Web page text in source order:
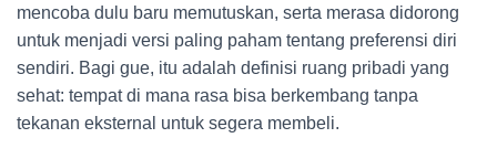
mencoba dulu baru memutuskan, serta merasa didorong
untuk menjadi versi paling paham tentang preferensi diri
sendiri. Bagi gue, itu adalah definisi ruang pribadi yang
sehat: tempat di mana rasa bisa berkembang tanpa
tekanan eksternal untuk segera membeli.